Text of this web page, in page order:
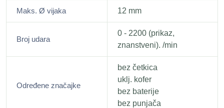
Maks. Ø vijaka 12 mm
Broj udara
0 - 2200 (prikaz,
znanstveni). /min
Određene značajke
bez četkica
uklj. kofer
bez baterije
bez punjača